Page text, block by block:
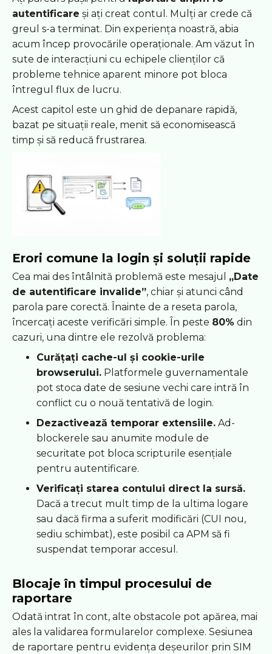
autentificare și ați creat contul. Mulți ar crede că
greul s-a terminat. Din experiența noastră, abia
acum încep provocările operaționale. Am văzut în
sute de interacțiuni cu echipele clienților că
probleme tehnice aparent minore pot bloca
întregul flux de lucru.
Acest capitol este un ghid de depanare rapidă,
bazat pe situații reale, menit să economisească
timp și să reducă frustrarea.
Erori comune la login și soluții rapide
Cea mai des întâlnită problemă este mesajul „Date
de autentificare invalide”, chiar și atunci când
parola pare corectă. Înainte de a reseta parola,
încercați aceste verificări simple. În peste 80% din
cazuri, una dintre ele rezolvă problema:
Curățați cache-ul și cookie-urile
browserului. Platformele guvernamentale
pot stoca date de sesiune vechi care intră în
conflict cu o nouă tentativă de login.
Dezactivează temporar extensiile. Ad-
blockerele sau anumite module de
securitate pot bloca scripturile esențiale
pentru autentificare.
Verificați starea contului direct la sursă.
Dacă a trecut mult timp de la ultima logare
sau dacă firma a suferit modificări (CUI nou,
sediu schimbat), este posibil ca APM să fi
suspendat temporar accesul.
Blocaje în timpul procesului de
raportare
Odată intrat în cont, alte obstacole pot apărea, mai
ales la validarea formularelor complexe. Sesiunea
de raportare pentru evidența deșeurilor prin SIM